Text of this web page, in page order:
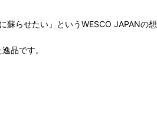
らせたい」というWESCO JAPANの
品です。